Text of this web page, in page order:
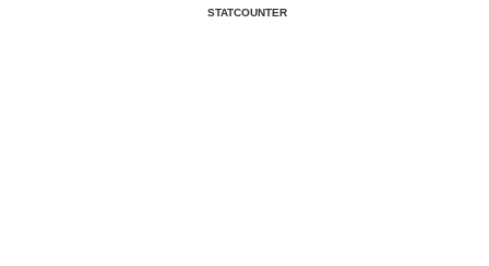
STATCOUNTER